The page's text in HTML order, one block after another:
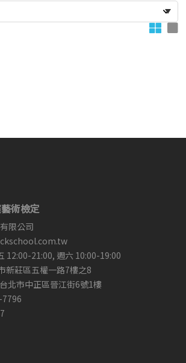
術檢定
限公司
12:00-21:00, 週六 10:00-19:00
新莊區五權一路7樓之8
北市中正區晉江街6號1樓